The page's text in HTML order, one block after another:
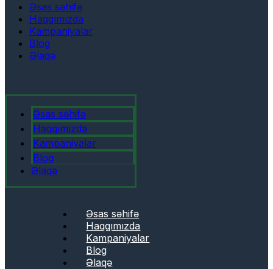
Əsas səhifə
Haqqımızda
Kampaniyalar
Blog
Əlaqə
Əsas səhifə
Haqqımızda
Kampaniyalar
Blog
Əlaqə
Əsas səhifə
Haqqımızda
Kampaniyalar
Blog
Əlaqə